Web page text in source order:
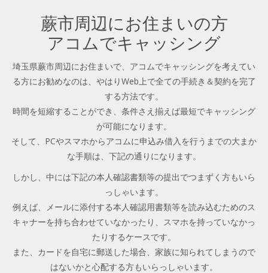
蕨市周辺にお住まいの方
アコムでキャッシング
埼玉県蕨市周辺にお住まいで、アコムでキャッシングを考えてい
る方にお勧めなのは、やはりWeb上で全ての手続き＆契約を完了
する方法です。
時間を短縮することができ、条件さえ揃えば最短でキャッシング
が可能になります。
そして、PCやスマホからアコムに申込み借入を行うまでの大まか
な手順は、下記の通りになります。
しかし、中には下記の本人確認書類等の提出でつまずく方もいら
っしゃいます。
例えば、メールに添付する本人確認用書類等を読み込むためのス
キャナーを持ち合わせていなかったり、スマホを持っていなかっ
たりするケースです。
また、カードを自宅に郵送した場合、家族に知られてしまうので
はないかと心配する方もいらっしゃいます。